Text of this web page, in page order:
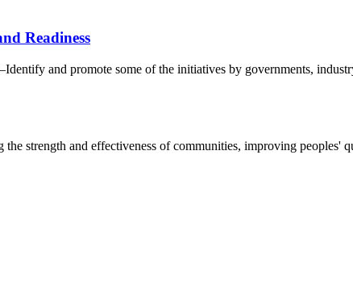
Readiness
and promote some of the initiatives by governments,
strength and effectiveness of communities, improving peoples'